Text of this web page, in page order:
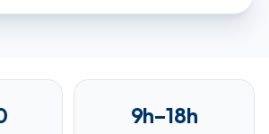
9h–18h